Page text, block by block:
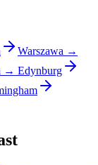
Warszawa →
→ Edynburg